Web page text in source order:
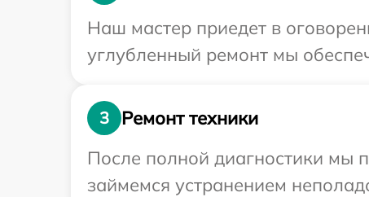
Наш мастер приедет в
углубленный ремонт мы
3
Ремонт техники
После полной диагностики мы
займемся устранением